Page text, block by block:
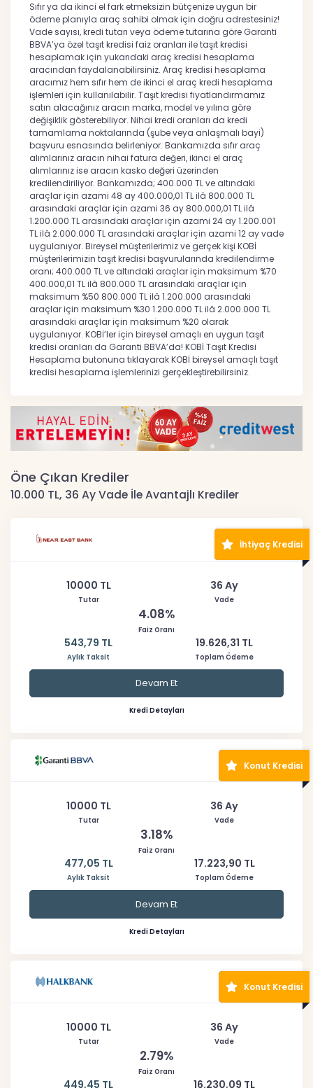
Sıfır ya da ikinci el fark etmeksizin bütçenize uygun bir
ödeme planıyla araç sahibi olmak için doğru adrestesiniz!
Vade sayısı, kredi tutarı veya ödeme tutarına göre Garanti
BBVA’ya özel taşıt kredisi faiz oranları ile taşıt kredisi
hesaplamak için yukarıdaki araç kredisi hesaplama
aracından faydalanabilirsiniz. Araç kredisi hesaplama
aracımız hem sıfır hem de ikinci el araç kredi hesaplama
işlemleri için kullanılabilir. Taşıt kredisi fiyatlandırmamız
satın alacağınız aracın marka, model ve yılına göre
değişiklik gösterebiliyor. Nihai kredi oranları da kredi
tamamlama noktalarında (şube veya anlaşmalı bayi)
başvuru esnasında belirleniyor. Bankamızda sıfır araç
alımlarınız aracın nihai fatura değeri, ikinci el araç
alımlarınız ise aracın kasko değeri üzerinden
kredilendiriliyor. Bankamızda; 400.000 TL ve altındaki
araçlar için azami 48 ay 400.000,01 TL ilâ 800.000 TL
arasındaki araçlar için azami 36 ay 800.000,01 TL ilâ
1.200.000 TL arasındaki araçlar için azami 24 ay 1.200.001
TL ilâ 2.000.000 TL arasındaki araçlar için azami 12 ay vade
uygulanıyor. Bireysel müşterilerimiz ve gerçek kişi KOBİ
müşterilerimizin taşıt kredisi başvurularında kredilendirme
oranı; 400.000 TL ve altındaki araçlar için maksimum %70
400.000,01 TL ilâ 800.000 TL arasındaki araçlar için
maksimum %50 800.000 TL ilâ 1.200.000 arasındaki
araçlar için maksimum %30 1.200.000 TL ilâ 2.000.000 TL
arasındaki araçlar için maksimum %20 olarak
uygulanıyor. KOBİ’ler için bireysel amaçlı en uygun taşıt
kredisi oranları da Garanti BBVA’da! KOBİ Taşıt Kredisi
Hesaplama butonuna tıklayarak KOBİ bireysel amaçlı taşıt
kredisi hesaplama işlemlerinizi gerçekleştirebilirsiniz.
Öne Çıkan Krediler
10.000 TL, 36 Ay Vade İle Avantajlı Krediler
İhtiyaç Kredisi
10000 TL
Tutar
36 Ay
Vade
4.08%
Faiz Oranı
543,79 TL
Aylık Taksit
19.626,31 TL
Toplam Ödeme
Devam Et
Kredi Detayları
Konut Kredisi
10000 TL
Tutar
36 Ay
Vade
3.18%
Faiz Oranı
477,05 TL
Aylık Taksit
17.223,90 TL
Toplam Ödeme
Devam Et
Kredi Detayları
Konut Kredisi
10000 TL
Tutar
36 Ay
Vade
2.79%
Faiz Oranı
449,45 TL 16.230,09 TL